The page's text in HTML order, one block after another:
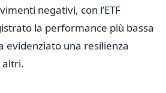
negativi, con l’ETF
la performance più bassa
evidenziato una resilienza
altri.